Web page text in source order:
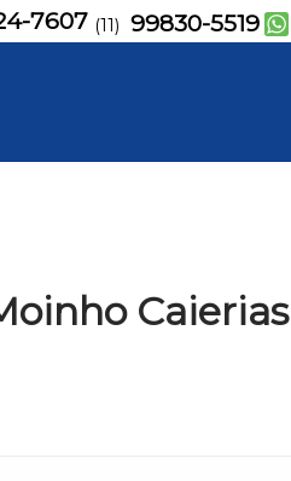
7607 (11) 99830-5519
Caierias